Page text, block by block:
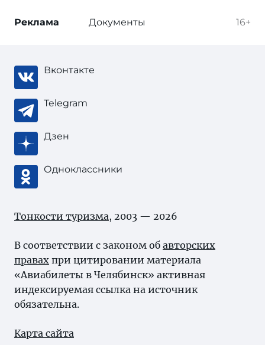
16+
Реклама Документы
Вконтакте
Telegram
Дзен
Одноклассники
Тонкости туризма, 2003 — 2026
В соответствии с законом об авторских
правах при цитировании материала
«Авиабилеты в Челябинск» активная
индексируемая ссылка на источник
обязательна.
Карта сайта